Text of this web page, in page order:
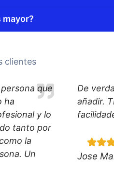
mayor?
clientes
que
ha
y lo
tanto por
la
Un
De
añadir.
Jose